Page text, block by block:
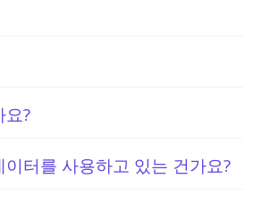
요?
터를 사용하고 있는 건가요?